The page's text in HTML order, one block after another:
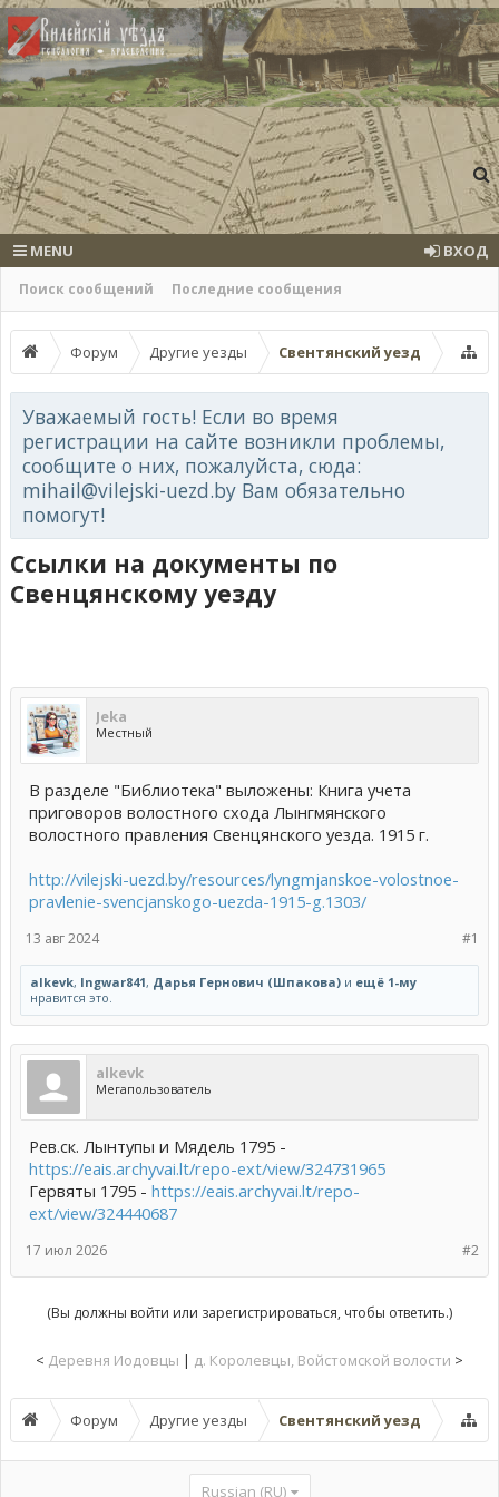
Поиск сообщений Последние сообщения
MENU ВХОД
Форум Другие уезды Свентянский уезд
Уважаемый гость! Если во время
регистрации на сайте возникли проблемы,
сообщите о них, пожалуйста, сюда:
mihail@vilejski-uezd.by Вам обязательно
помогут!
Ссылки на документы по
Свенцянскому уезду
Jeka
Местный
В разделе "Библиотека" выложены: Книга учета
приговоров волостного схода Лынгмянского
волостного правления Свенцянского уезда. 1915 г.
http://vilejski-uezd.by/resources/lyngmjanskoe-volostnoe-
pravlenie-svencjanskogo-uezda-1915-g.1303/
#1
13 авг 2024
alkevk, Ingwar841, Дарья Гернович (Шпакова) и ещё 1-му
нравится это.
alkevk
Мегапользователь
Рев.ск. Лынтупы и Мядель 1795 -
https://eais.archyvai.lt/repo-ext/view/324731965
Гервяты 1795 - https://eais.archyvai.lt/repo-
ext/view/324440687
#2
17 июл 2026
(Вы должны войти или зарегистрироваться, чтобы ответить.)
< Деревня Иодовцы | д. Королевцы, Войстомской волости >
Форум Другие уезды Свентянский уезд
Russian (RU)